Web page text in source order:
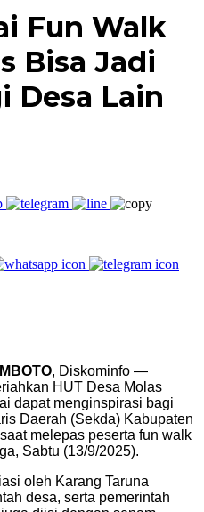
Fun Walk
Bisa Jadi
Desa Lain
, Diskominfo —
HUT Desa Molas
dapat menginspirasi bagi
Daerah (Sekda) Kabupaten
melepas peserta fun walk
Sabtu (13/9/2025).
oleh Karang Taruna
desa, serta pemerintah